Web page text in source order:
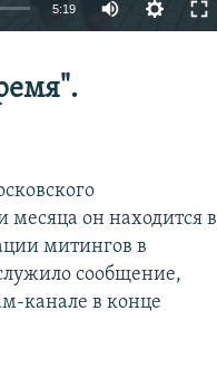
EMBED
480p
5:19
он находится в
митингов в
сообщение,
канале в конце